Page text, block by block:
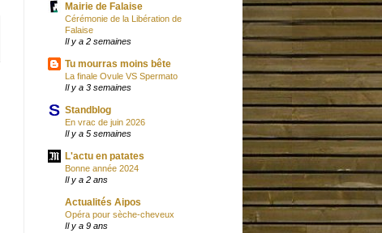
Mairie de Falaise
Cérémonie de la Libération de
Falaise
Il y a 2 semaines
Tu mourras moins bête
La finale Ovule VS Spermato
Il y a 3 semaines
Standblog
En vrac de juin 2026
Il y a 5 semaines
L'actu en patates
Bonne année 2024
Il y a 2 ans
Actualités Aipos
Opéra pour sèche-cheveux
Il y a 9 ans